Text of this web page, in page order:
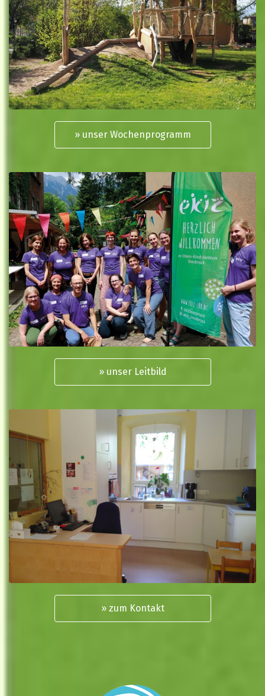
» unser Wochenprogramm
» unser Leitbild
» zum Kontakt